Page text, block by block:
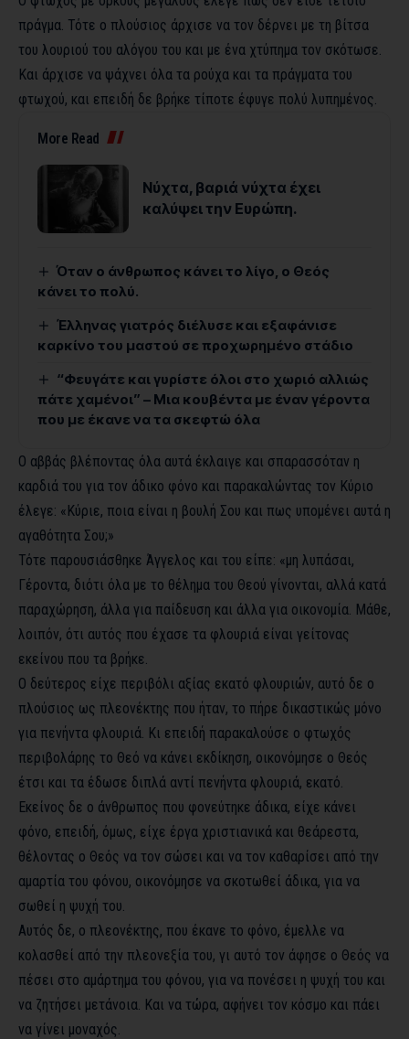
πράγμα. Τότε ο πλούσιος άρχισε να τον δέρνει με τη βίτσα
του λουριού του αλόγου του και με ένα χτύπημα τον σκότωσε.
Και άρχισε να ψάχνει όλα τα ρούχα και τα πράγματα του
φτωχού, και επειδή δε βρήκε τίποτε έφυγε πολύ λυπημένος.
More Read
Νύχτα, βαριά νύχτα έχει
καλύψει την Ευρώπη.
Όταν ο άνθρωπος κάνει το λίγο, ο Θεός
κάνει το πολύ.
Έλληνας γιατρός διέλυσε και εξαφάνισε
καρκίνο του μαστού σε προχωρημένο στάδιο
“Φευγάτε και γυρίστε όλοι στο χωριό αλλιώς
πάτε χαμένοι” – Μια κουβέντα με έναν γέροντα
που με έκανε να τα σκεφτώ όλα
Ο αββάς βλέποντας όλα αυτά έκλαιγε και σπαρασσόταν η
καρδιά του για τον άδικο φόνο και παρακαλώντας τον Κύριο
έλεγε: «Κύριε, ποια είναι η βουλή Σου και πως υπομένει αυτά η
αγαθότητα Σου;»
Τότε παρουσιάσθηκε Άγγελος και του είπε: «μη λυπάσαι,
Γέροντα, διότι όλα με το θέλημα του Θεού γίνονται, αλλά κατά
παραχώρηση, άλλα για παίδευση και άλλα για οικονομία. Μάθε,
λοιπόν, ότι αυτός που έχασε τα φλουριά είναι γείτονας
εκείνου που τα βρήκε.
Ο δεύτερος είχε περιβόλι αξίας εκατό φλουριών, αυτό δε ο
πλούσιος ως πλεονέκτης που ήταν, το πήρε δικαστικώς μόνο
για πενήντα φλουριά. Κι επειδή παρακαλούσε ο φτωχός
περιβολάρης το Θεό να κάνει εκδίκηση, οικονόμησε ο Θεός
έτσι και τα έδωσε διπλά αντί πενήντα φλουριά, εκατό.
Εκείνος δε ο άνθρωπος που φονεύτηκε άδικα, είχε κάνει
φόνο, επειδή, όμως, είχε έργα χριστιανικά και θεάρεστα,
θέλοντας ο Θεός να τον σώσει και να τον καθαρίσει από την
αμαρτία του φόνου, οικονόμησε να σκοτωθεί άδικα, για να
σωθεί η ψυχή του.
Αυτός δε, ο πλεονέκτης, που έκανε το φόνο, έμελλε να
κολασθεί από την πλεονεξία του, γι αυτό τον άφησε ο Θεός να
πέσει στο αμάρτημα του φόνου, για να πονέσει η ψυχή του και
να ζητήσει μετάνοια. Και να τώρα, αφήνει τον κόσμο και πάει
να γίνει μοναχός.